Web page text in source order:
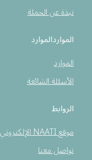
نبذة عن الحملة
المواردالموارد
الموارد
الأسئلة الشائعة
الروابط
موقع NAATI الإلكتروني
تواصل معنا